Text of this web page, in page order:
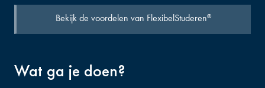
Bekijk de voordelen van FlexibelStuderen®
Wat ga je doen?